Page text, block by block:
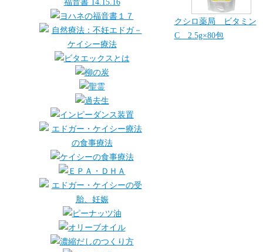
クシロ薬局 ビタミン
C 2.5g×80包